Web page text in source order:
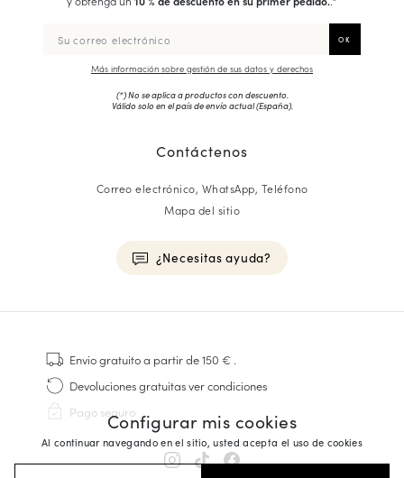
Configurar mis cookies
Al continuar navegando en el sitio, usted acepta el uso de cookies
Más información sobre gestión de sus datos y derechos
(*) No se aplica a productos con descuento.
Válido solo en el país de envío actual (España).
Contáctenos
Correo electrónico, WhatsApp, Teléfono
Mapa del sitio
¿Necesitas ayuda?
Zapatillas
Cosido Goodyear
Derbies y Richelieu
Zapatos Richelieu Hombre
Mocasines
Sandalias y Alpargatas
Envio gratuitoa partir de 150 € .
Devoluciones gratuitasver condiciones
Pago seguro